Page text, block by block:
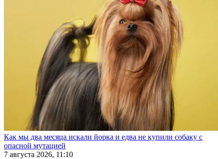
Как мы два месяца искали йорка и едва не купили собаку с
опасной мутацией
7 августа 2026, 11:10